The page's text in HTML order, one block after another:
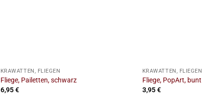
KRAWATTEN, FLIEGEN
Fliege, Pailetten, schwarz
6,95€
KRAWATTEN, FLIEGEN
Fliege, PopArt, bunt
3,95€